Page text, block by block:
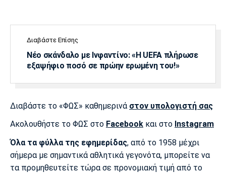
Διαβάστε Επίσης
Νέο σκάνδαλο με Ινφαντίνο: «Η UEFA πλήρωσε
εξαψήφιο ποσό σε πρώην ερωμένη του!»
Διαβάστε το «ΦΩΣ» καθημερινά στον υπολογιστή σας
Ακολουθήστε το ΦΩΣ στο Facebook και στο Instagram
Όλα τα φύλλα της εφημερίδας, από το 1958 μέχρι
σήμερα με σημαντικά αθλητικά γεγονότα, μπορείτε να
τα προμηθευτείτε τώρα σε προνομιακή τιμή από το